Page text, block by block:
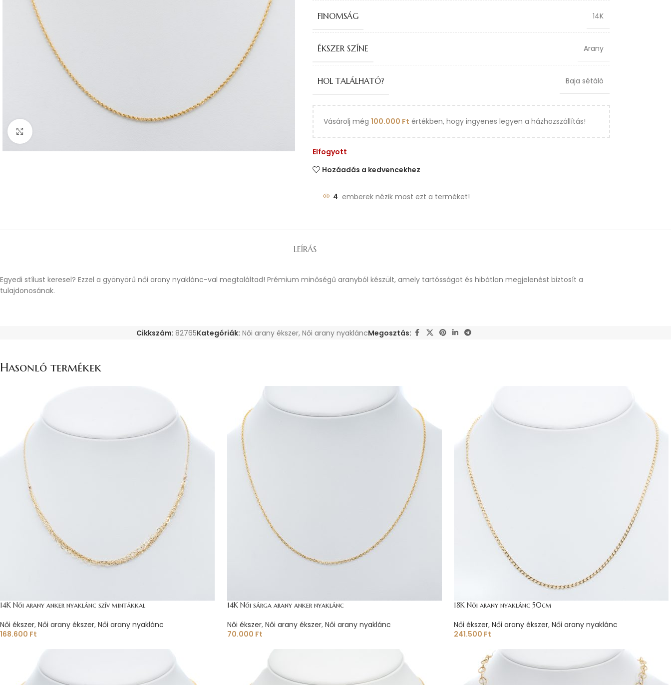
FINOMSÁG 14K
ÉKSZER SZÍNE Arany
HOL TALÁLHATÓ? Baja sétáló
Vásárolj még 100.000 Ft értékben, hogy ingyenes legyen a házhozszállítás!
Elfogyott
Hozáadás a kedvencekhez
4 emberek nézik most ezt a terméket!
LEÍRÁS
Egyedi stílust keresel? Ezzel a gyönyörű női arany nyaklánc-val megtaláltad! Prémium minőségű aranyból készült, amely tartósságot és hibátlan megjelenést biztosít a
tulajdonosának.
Cikkszám: 82765Kategóriák: Női arany ékszer, Női arany nyakláncMegosztás:
Hasonló termékek
14K Női arany anker nyaklánc szív mintákkal
Női ékszer, Női arany ékszer, Női arany nyaklánc
168.600 Ft
14K Női sárga arany anker nyaklánc
Női ékszer, Női arany ékszer, Női arany nyaklánc
70.000 Ft
18K Női arany nyaklánc 50cm
Női ékszer, Női arany ékszer, Női arany nyaklánc
241.500 Ft